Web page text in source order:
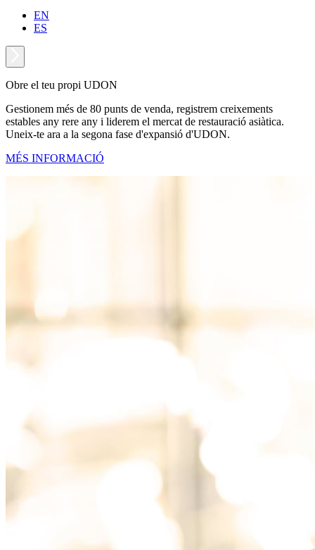
EN
ES
Obre el teu propi UDON
Gestionem més de 80 punts de venda, registrem creixements
estables any rere any i liderem el mercat de restauració asiàtica.
Uneix-te ara a la segona fase d'expansió d'UDON.
MÉS INFORMACIÓ